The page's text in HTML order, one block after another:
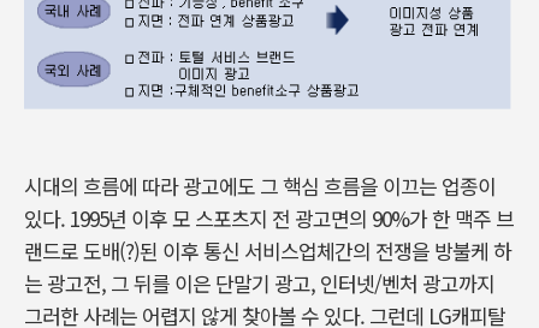
시대의 흐름에 따라 광고에도 그 핵심 흐름을 이끄는 업종이
있다. 1995년 이후 모 스포츠지 전 광고면의 90%가 한 맥주 브
랜드로 도배(?)된 이후 통신 서비스업체간의 전쟁을 방불케 하
는 광고전, 그 뒤를 이은 단말기 광고, 인터넷/벤처 광고까지
그러한 사례는 어렵지 않게 찾아볼 수 있다. 그런데 LG캐피탈